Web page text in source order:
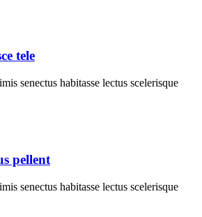
tele
senectus habitasse lectus scelerisque
pellent
senectus habitasse lectus scelerisque